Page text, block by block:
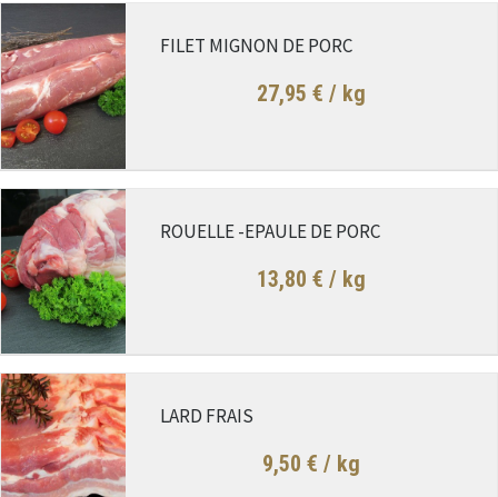
FILET MIGNON DE PORC
27,95 € / kg
ROUELLE -EPAULE DE PORC
13,80 € / kg
LARD FRAIS
9,50 € / kg